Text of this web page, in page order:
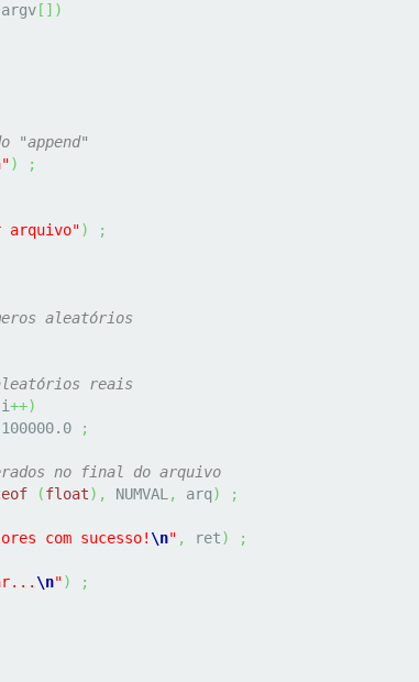
argv [ ] )
"append"
)
;
arquivo")
;
aleatórios
reais
i++)
100000.0 ;
no final do arquivo
(float) , NUMVAL , arq)
;
com sucesso! \n" , ret)
;
\n") ;